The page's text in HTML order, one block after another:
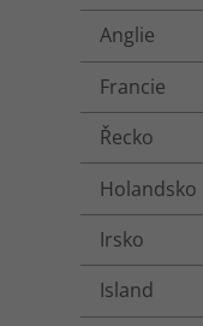
Anglie
Francie
Řecko
Holandsko
Irsko
Island